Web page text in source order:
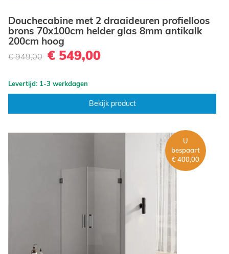
Douchecabine met 2 draaideuren profielloos
brons 70x100cm helder glas 8mm antikalk
200cm hoog
€ 949,00 € 549,00
Levertijd: 1-3 werkdagen
Bekijk product
U
bespaart
€ 400,00